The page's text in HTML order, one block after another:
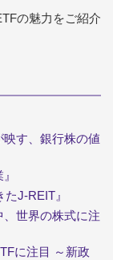
の魅力をご紹介
す、銀行株の値
J-REIT』
世界の株式に注
に注目 ～新政